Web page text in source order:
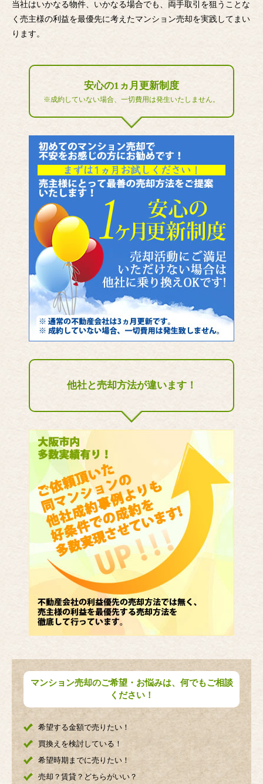
当社はいかなる物件、いかなる場合でも、両手取引を狙うことな
く売主様の利益を最優先に考えたマンション売却を実践してまい
ります。
安心の1ヵ月更新制度
※成約していない場合、一切費用は発生いたしません。
他社と売却方法が違います！
マンション売却のご希望・お悩みは、何でもご相談
ください！
希望する金額で売りたい！
買換えを検討している！
希望時期までに売りたい！
売却？賃貸？どちらがいい？